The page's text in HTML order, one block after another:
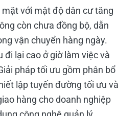
với mật độ dân cư tăng
còn chưa đồng bộ, dẫn
vận chuyển hàng ngày.
đi lại cao ở giờ làm việc và
pháp tối ưu gồm phân bổ
lập tuyến đường tối ưu và
hàng cho doanh nghiệp